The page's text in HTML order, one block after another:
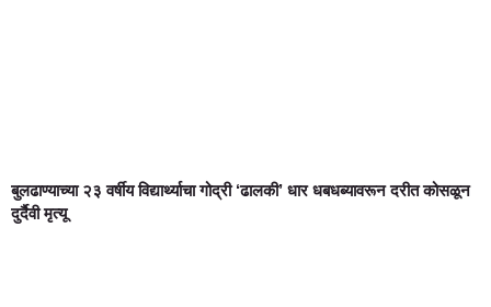
बुलढाण्याच्या २३ वर्षीय विद्यार्थ्याचा गोद्री ‘ढालकी’ धार धबधब्यावरून दरीत कोसळून
दुर्दैवी मृत्यू